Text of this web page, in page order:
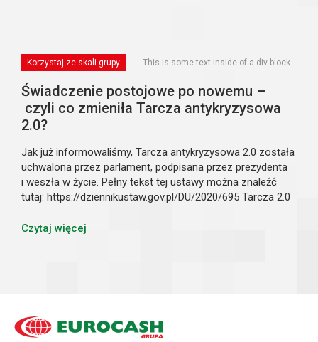
Korzystaj ze skali grupy This is some text inside of a div block.
Świadczenie postojowe po nowemu –
czyli co zmieniła Tarcza antykryzysowa
2.0?
Jak już informowaliśmy, Tarcza antykryzysowa 2.0 została
uchwalona przez parlament, podpisana przez prezydenta
i weszła w życie. Pełny tekst tej ustawy można znaleźć
tutaj: https://dziennikustaw.gov.pl/DU/2020/695 Tarcza 2.0
także większe przed...
Czytaj więcej